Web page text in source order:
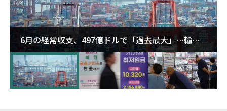
6月の経常収支、497億ドルで「過去最大」…輸出
が初の1000億ドル突破